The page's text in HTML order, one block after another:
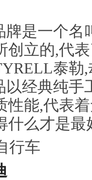
牌是一个名
创立的,代
泰勒
经典纯手
性能,代表
什么才是